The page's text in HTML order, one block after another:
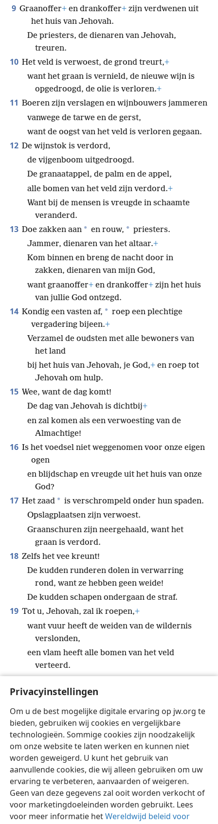
Privacyinstellingen
Om u de best mogelijke digitale ervaring op jw.org te
bieden, gebruiken wij cookies en vergelijkbare
technologieën. Sommige cookies zijn noodzakelijk
om onze website te laten werken en kunnen niet
worden geweigerd. U kunt het gebruik van
aanvullende cookies, die wij alleen gebruiken om uw
ervaring te verbeteren, aanvaarden of weigeren.
Geen van deze gegevens zal ooit worden verkocht of
voor marketingdoeleinden worden gebruikt. Lees
voor meer informatie hetWereldwijd beleid voor
9 Graanoffer+ en drankoffer+ zijn verdwenen uit
het huis van Jehovah.
De priesters, de dienaren van Jehovah,
treuren.
10 Het veld is verwoest, de grond treurt,+
want het graan is vernield, de nieuwe wijn is
opgedroogd, de olie is verloren.+
11 Boeren zijn verslagen en wijnbouwers jammeren
vanwege de tarwe en de gerst,
want de oogst van het veld is verloren gegaan.
12 De wijnstok is verdord,
de vijgenboom uitgedroogd.
De granaatappel, de palm en de appel,
alle bomen van het veld zijn verdord.+
Want bij de mensen is vreugde in schaamte
veranderd.
13 Doe zakken aan * en rouw, * priesters.
Jammer, dienaren van het altaar.+
Kom binnen en breng de nacht door in
zakken, dienaren van mijn God,
want graanoffer+ en drankoffer+ zijn het huis
van jullie God ontzegd.
14 Kondig een vasten af, * roep een plechtige
vergadering bijeen.+
Verzamel de oudsten met alle bewoners van
het land
bij het huis van Jehovah, je God,+ en roep tot
Jehovah om hulp.
15 Wee, want de dag komt!
De dag van Jehovah is dichtbij+
en zal komen als een verwoesting van de
Almachtige!
16 Is het voedsel niet weggenomen voor onze eigen
ogen
en blijdschap en vreugde uit het huis van onze
God?
17 Het zaad * is verschrompeld onder hun spaden.
Opslagplaatsen zijn verwoest.
Graanschuren zijn neergehaald, want het
graan is verdord.
18 Zelfs het vee kreunt!
De kudden runderen dolen in verwarring
rond, want ze hebben geen weide!
De kudden schapen ondergaan de straf.
19 Tot u, Jehovah, zal ik roepen,+
want vuur heeft de weiden van de wildernis
verslonden,
een vlam heeft alle bomen van het veld
verteerd.
20
want de waterstromen zijn opgedroogd
en vuur heeft de weiden van de wildernis
verslonden.
Nederlands Delen Instellingen
Copyright © 2026 Watch Tower Bible and Tract Society of Pennsylvania
Gebruiksvoorwaarden Privacybeleid
Privacyinstellingen
JW.ORG
Inloggen